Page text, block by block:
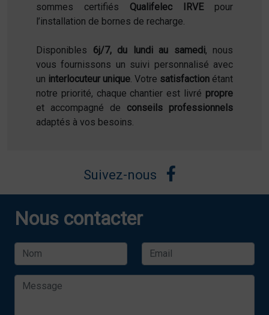
sommes certifiés Qualifelec IRVEpour
l’installation de bornes de recharge.
Disponibles 6j/7, du lundi au samedi, nous
vous fournissons un suivi personnalisé avec
un interlocuteur unique. Votre satisfaction étant
notre priorité, chaque chantier est livré propre
et accompagné de conseils professionnels
adaptés à vos besoins.
Suivez-nous
Nous contacter